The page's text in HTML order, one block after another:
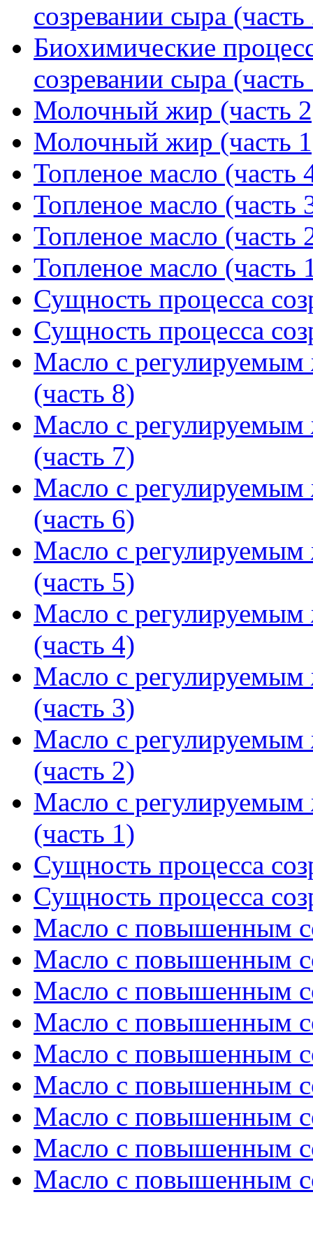
созревании сыра (часть
Биохимические
созревании сыра (часть
Молочный жир (часть
Молочный жир (часть
Топленое масло (часть
Топленое масло (часть
Топленое масло (часть
Топленое масло (часть
Сущность процесса
Сущность процесса
Масло с
(часть 8)
Масло с
(часть 7)
Масло с
(часть 6)
Масло с
(часть 5)
Масло с
(часть 4)
Масло с
(часть 3)
Масло с
(часть 2)
Масло с
(часть 1)
Сущность процесса
Сущность процесса
Масло с повышенным
Масло с повышенным
Масло с повышенным
Масло с повышенным
Масло с повышенным
Масло с повышенным
Масло с повышенным
Масло с повышенным
Масло с повышенным